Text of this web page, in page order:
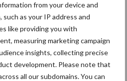
from your device and
as your IP address and
like providing you with
measuring marketing campaign
insights, collecting precise
development. Please note that
all our subdomains. You can
Ligbox &
Voerhekken